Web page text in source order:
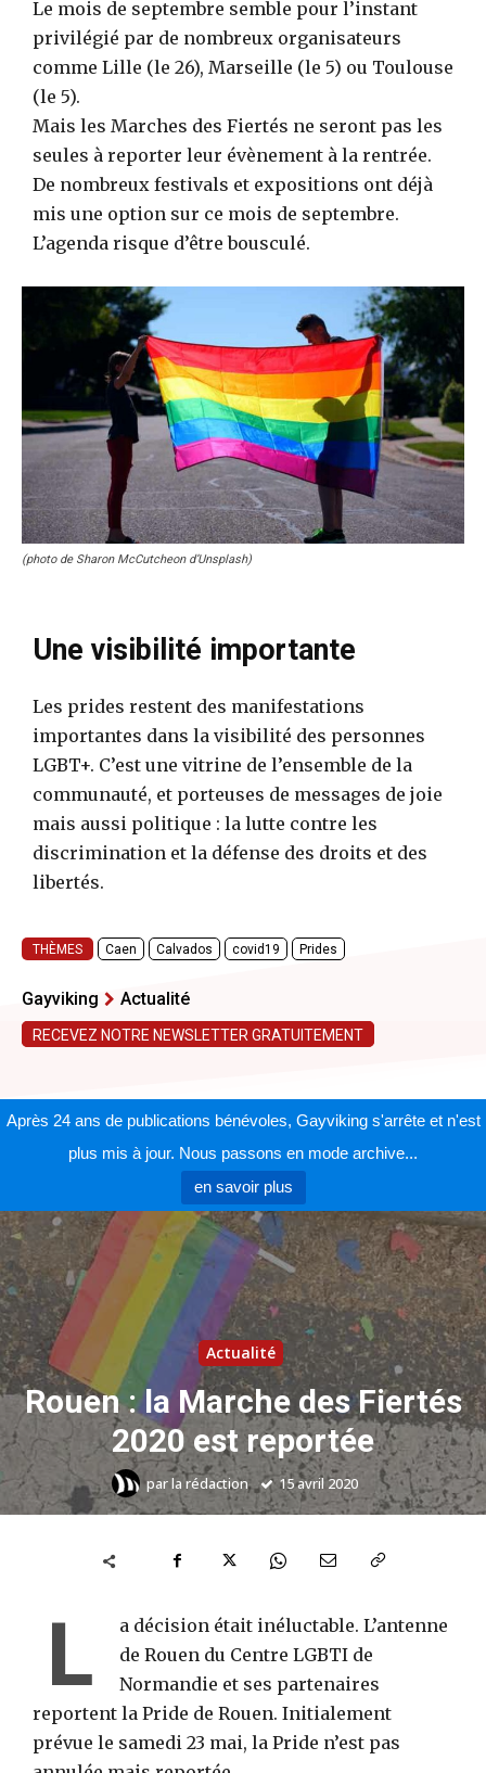
Le mois de septembre semble pour l’instant
privilégié par de nombreux organisateurs
comme Lille (le 26), Marseille (le 5) ou Toulouse
(le 5).
Mais les Marches des Fiertés ne seront pas les
seules à reporter leur évènement à la rentrée.
De nombreux festivals et expositions ont déjà
mis une option sur ce mois de septembre.
L’agenda risque d’être bousculé.
(photo de Sharon McCutcheon d’Unsplash)
Une visibilité importante
Les prides restent des manifestations
importantes dans la visibilité des personnes
LGBT+. C’est une vitrine de l’ensemble de la
communauté, et porteuses de messages de joie
mais aussi politique : la lutte contre les
discrimination et la défense des droits et des
libertés.
THÈMES Caen Calvados covid19 Prides
Gayviking Actualité
RECEVEZ NOTRE NEWSLETTER GRATUITEMENT